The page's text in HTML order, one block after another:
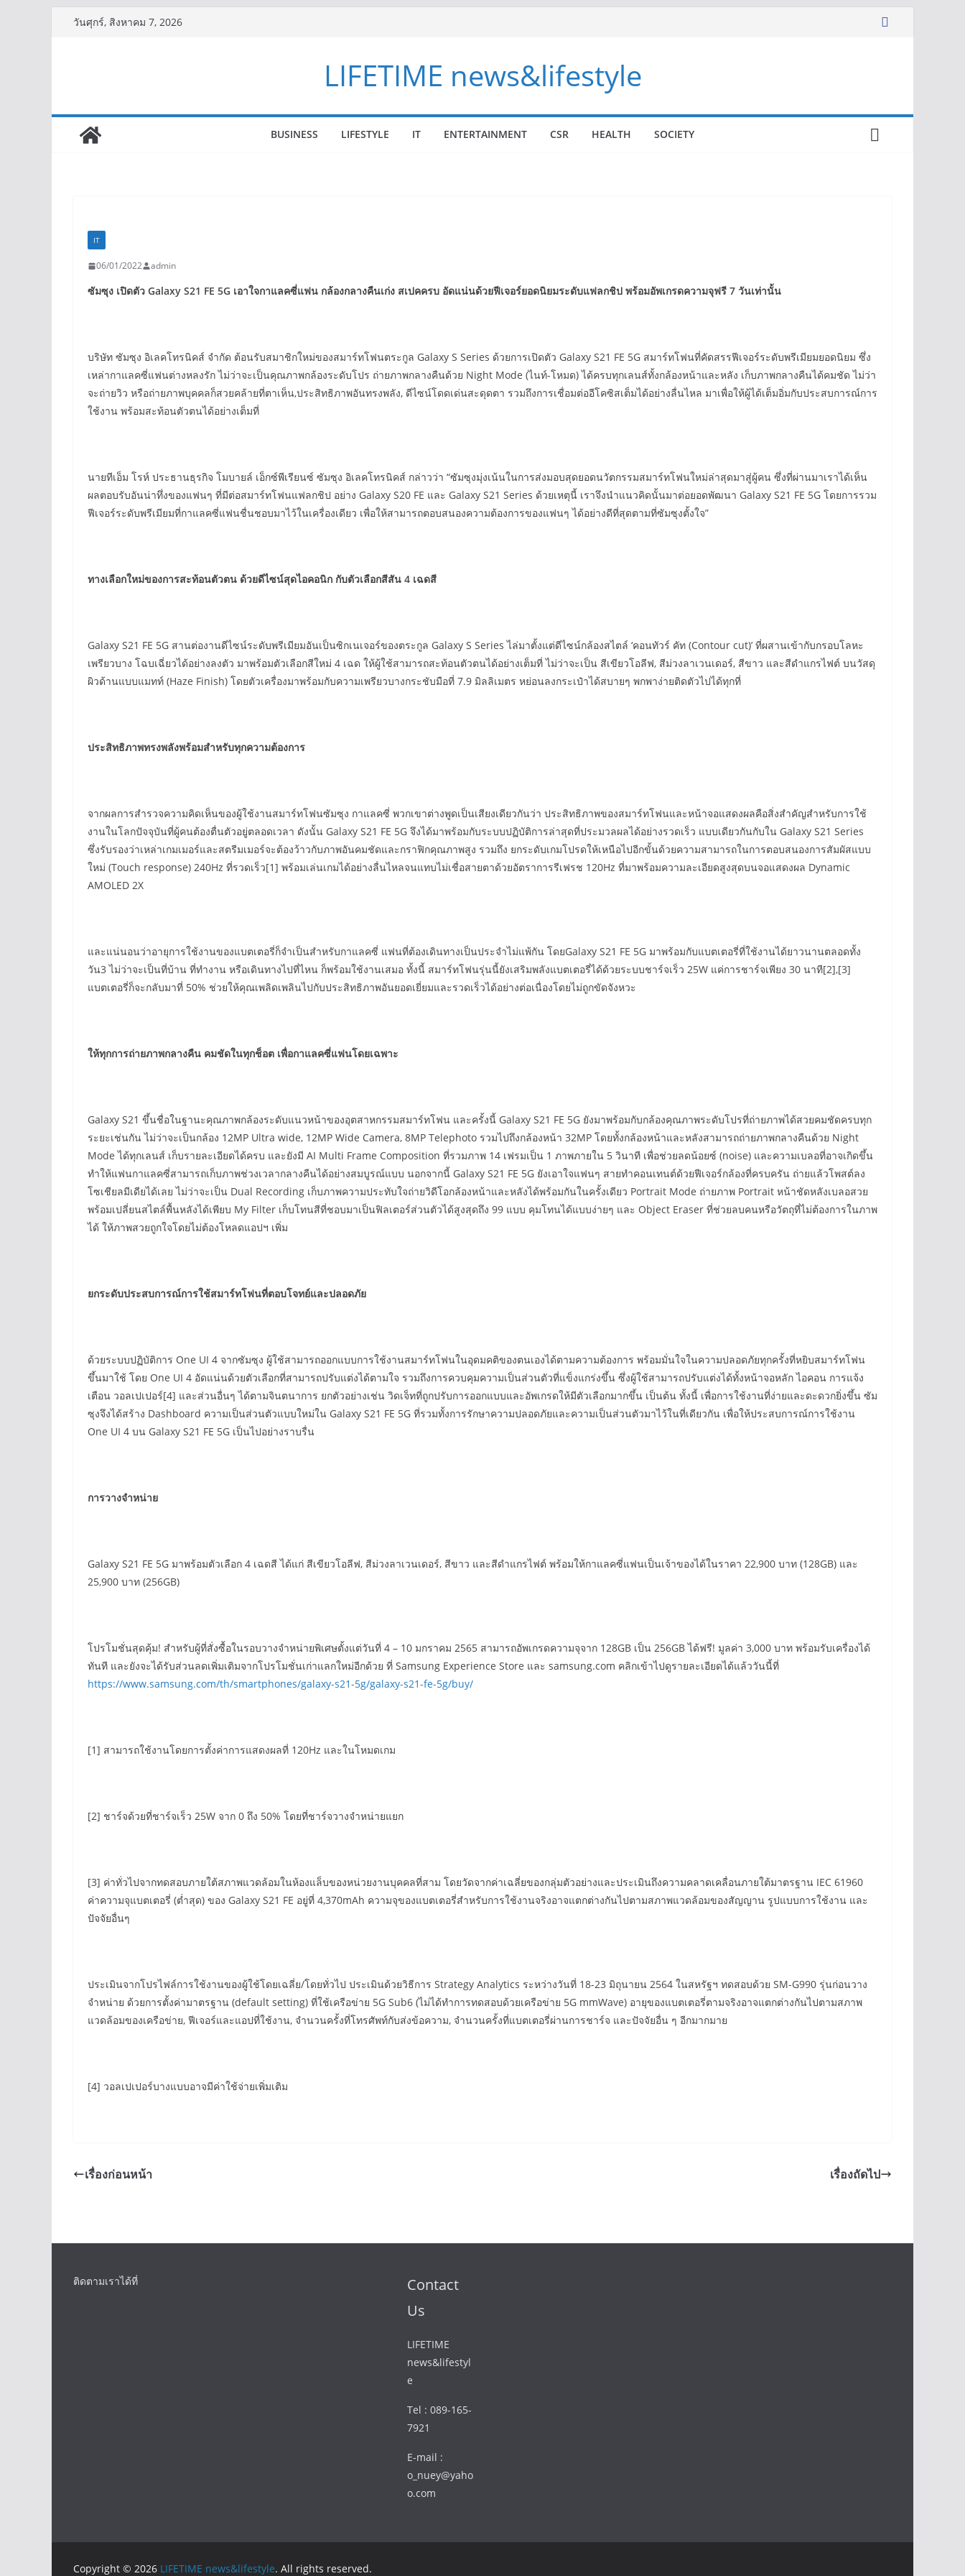
วันศุกร์, สิงหาคม 7, 2026
LIFETIME news&lifestyle
BUSINESS LIFESTYLE IT ENTERTAINMENT CSR HEALTH SOCIETY
IT
06/01/2022 admin
ซัมซุง เปิดตัว Galaxy S21 FE 5G เอาใจกาแลคซี่แฟน กล้องกลางคืนเก่ง สเปคครบ อัดแน่นด้วยฟีเจอร์ยอดนิยมระดับแฟลกชิป พร้อมอัพเกรดความจุฟรี 7 วันเท่านั้น
บริษัท ซัมซุง อิเลคโทรนิคส์ จำกัด ต้อนรับสมาชิกใหม่ของสมาร์ทโฟนตระกูล Galaxy S Series ด้วยการเปิดตัว Galaxy S21 FE 5G สมาร์ทโฟนที่คัดสรรฟีเจอร์ระดับพรีเมียมยอดนิยม ซึ่ง
เหล่ากาแลคซี่แฟนต่างหลงรัก ไม่ว่าจะเป็นคุณภาพกล้องระดับโปร ถ่ายภาพกลางคืนด้วย Night Mode (ไนท์-โหมด) ได้ครบทุกเลนส์ทั้งกล้องหน้าและหลัง เก็บภาพกลางคืนได้คมชัด ไม่ว่า
จะถ่ายวิว หรือถ่ายภาพบุคคลก็สวยคล้ายที่ตาเห็น,ประสิทธิภาพอันทรงพลัง, ดีไซน์โดดเด่นสะดุดตา รวมถึงการเชื่อมต่ออีโคซิสเต็มได้อย่างลื่นไหล มาเพื่อให้ผู้ได้เต็มอิ่มกับประสบการณ์การ
ใช้งาน พร้อมสะท้อนตัวตนได้อย่างเต็มที่
นายทีเอ็ม โรห์ ประธานธุรกิจ โมบายล์ เอ็กซ์พีเรียนซ์ ซัมซุง อิเลคโทรนิคส์ กล่าวว่า “ซัมซุงมุ่งเน้นในการส่งมอบสุดยอดนวัตกรรมสมาร์ทโฟนใหม่ล่าสุดมาสู่ผู้คน ซึ่งที่ผ่านมาเราได้เห็น
ผลตอบรับอันน่าทึ่งของแฟนๆ ที่มีต่อสมาร์ทโฟนแฟลกชิป อย่าง Galaxy S20 FE และ Galaxy S21 Series ด้วยเหตุนี้ เราจึงนำแนวคิดนั้นมาต่อยอดพัฒนา Galaxy S21 FE 5G โดยการรวม
ฟีเจอร์ระดับพรีเมียมที่กาแลคซี่แฟนชื่นชอบมาไว้ในเครื่องเดียว เพื่อให้สามารถตอบสนองความต้องการของแฟนๆ ได้อย่างดีที่สุดตามที่ซัมซุงตั้งใจ”
ทางเลือกใหม่ของการสะท้อนตัวตน ด้วยดีไซน์สุดไอคอนิก กับตัวเลือกสีสัน 4 เฉดสี
Galaxy S21 FE 5G สานต่องานดีไซน์ระดับพรีเมียมอันเป็นซิกเนเจอร์ของตระกูล Galaxy S Series ไล่มาตั้งแต่ดีไซน์กล้องสไตล์ ‘คอนทัวร์ คัท (Contour cut)’ ที่ผสานเข้ากับกรอบโลหะ
เพรียวบาง โฉบเฉี่ยวได้อย่างลงตัว มาพร้อมตัวเลือกสีใหม่ 4 เฉด ให้ผู้ใช้สามารถสะท้อนตัวตนได้อย่างเต็มที่ ไม่ว่าจะเป็น สีเขียวโอลีฟ, สีม่วงลาเวนเดอร์, สีขาว และสีดำแกรไฟต์ บนวัสดุ
ผิวด้านแบบแมทท์ (Haze Finish) โดยตัวเครื่องมาพร้อมกับความเพรียวบางกระชับมือที่ 7.9 มิลลิเมตร หย่อนลงกระเป๋าได้สบายๆ พกพาง่ายติดตัวไปได้ทุกที่
ประสิทธิภาพทรงพลังพร้อมสำหรับทุกความต้องการ
จากผลการสำรวจความคิดเห็นของผู้ใช้งานสมาร์ทโฟนซัมซุง กาแลคซี่ พวกเขาต่างพูดเป็นเสียงเดียวกันว่า ประสิทธิภาพของสมาร์ทโฟนและหน้าจอแสดงผลคือสิ่งสำคัญสำหรับการใช้
งานในโลกปัจจุบันที่ผู้คนต้องตื่นตัวอยู่ตลอดเวลา ดังนั้น Galaxy S21 FE 5G จึงได้มาพร้อมกับระบบปฏิบัติการล่าสุดที่ประมวลผลได้อย่างรวดเร็ว แบบเดียวกันกับใน Galaxy S21 Series
ซึ่งรับรองว่าเหล่าเกมเมอร์และสตรีมเมอร์จะต้องว้าวกับภาพอันคมชัดและกราฟิกคุณภาพสูง รวมถึง ยกระดับเกมโปรดให้เหนือไปอีกขั้นด้วยความสามารถในการตอบสนองการสัมผัสแบบ
ใหม่ (Touch response) 240Hz ที่รวดเร็ว[1] พร้อมเล่นเกมได้อย่างลื่นไหลจนแทบไม่เชื่อสายตาด้วยอัตราการรีเฟรช 120Hz ที่มาพร้อมความละเอียดสูงสุดบนจอแสดงผล Dynamic
AMOLED 2X
และแน่นอนว่าอายุการใช้งานของแบตเตอรี่ก็จำเป็นสำหรับกาแลคซี่ แฟนที่ต้องเดินทางเป็นประจำไม่แพ้กัน โดยGalaxy S21 FE 5G มาพร้อมกับแบตเตอรี่ที่ใช้งานได้ยาวนานตลอดทั้ง
วัน3 ไม่ว่าจะเป็นที่บ้าน ที่ทำงาน หรือเดินทางไปที่ไหน ก็พร้อมใช้งานเสมอ ทั้งนี้ สมาร์ทโฟนรุ่นนี้ยังเสริมพลังแบตเตอรี่ได้ด้วยระบบชาร์จเร็ว 25W แค่การชาร์จเพียง 30 นาที[2],[3]
แบตเตอรี่ก็จะกลับมาที่ 50% ช่วยให้คุณเพลิดเพลินไปกับประสิทธิภาพอันยอดเยี่ยมและรวดเร็วได้อย่างต่อเนื่องโดยไม่ถูกขัดจังหวะ
ให้ทุกการถ่ายภาพกลางคืน คมชัดในทุกช็อต เพื่อกาแลคซี่แฟนโดยเฉพาะ
Galaxy S21 ขึ้นชื่อในฐานะคุณภาพกล้องระดับแนวหน้าของอุตสาหกรรมสมาร์ทโฟน และครั้งนี้ Galaxy S21 FE 5G ยังมาพร้อมกับกล้องคุณภาพระดับโปรที่ถ่ายภาพได้สวยคมชัดครบทุก
ระยะเช่นกัน ไม่ว่าจะเป็นกล้อง 12MP Ultra wide, 12MP Wide Camera, 8MP Telephoto รวมไปถึงกล้องหน้า 32MP โดยทั้งกล้องหน้าและหลังสามารถถ่ายภาพกลางคืนด้วย Night
Mode ได้ทุกเลนส์ เก็บรายละเอียดได้ครบ และยังมี AI Multi Frame Composition ที่รวมภาพ 14 เฟรมเป็น 1 ภาพภายใน 5 วินาที เพื่อช่วยลดน้อยซ์ (noise) และความเบลอที่อาจเกิดขึ้น
ทำให้แฟนกาแลคซี่สามารถเก็บภาพช่วงเวลากลางคืนได้อย่างสมบูรณ์แบบ นอกจากนี้ Galaxy S21 FE 5G ยังเอาใจแฟนๆ สายทำคอนเทนต์ด้วยฟีเจอร์กล้องที่ครบครัน ถ่ายแล้วโพสต์ลง
โซเชียลมีเดียได้เลย ไม่ว่าจะเป็น Dual Recording เก็บภาพความประทับใจถ่ายวิดีโอกล้องหน้าและหลังได้พร้อมกันในครั้งเดียว Portrait Mode ถ่ายภาพ Portrait หน้าชัดหลังเบลอสวย
พร้อมเปลี่ยนสไตล์พื้นหลังได้เพียบ My Filter เก็บโทนสีที่ชอบมาเป็นฟิลเตอร์ส่วนตัวได้สูงสุดถึง 99 แบบ คุมโทนได้แบบง่ายๆ และ Object Eraser ที่ช่วยลบคนหรือวัตถุที่ไม่ต้องการในภาพ
ได้ ให้ภาพสวยถูกใจโดยไม่ต้องโหลดแอปฯ เพิ่ม
ยกระดับประสบการณ์การใช้สมาร์ทโฟนที่ตอบโจทย์และปลอดภัย
ด้วยระบบปฏิบัติการ One UI 4 จากซัมซุง ผู้ใช้สามารถออกแบบการใช้งานสมาร์ทโฟนในอุดมคติของตนเองได้ตามความต้องการ พร้อมมั่นใจในความปลอดภัยทุกครั้งที่หยิบสมาร์ทโฟน
ขึ้นมาใช้ โดย One UI 4 อัดแน่นด้วยตัวเลือกที่สามารถปรับแต่งได้ตามใจ รวมถึงการควบคุมความเป็นส่วนตัวที่แข็งแกร่งขึ้น ซึ่งผู้ใช้สามารถปรับแต่งได้ทั้งหน้าจอหลัก ไอคอน การแจ้ง
เตือน วอลเปเปอร์[4] และส่วนอื่นๆ ได้ตามจินตนาการ ยกตัวอย่างเช่น วิดเจ็ทที่ถูกปรับการออกแบบและอัพเกรดให้มีตัวเลือกมากขึ้น เป็นต้น ทั้งนี้ เพื่อการใช้งานที่ง่ายและดะดวกยิ่งขึ้น ซัม
ซุงจึงได้สร้าง Dashboard ความเป็นส่วนตัวแบบใหม่ใน Galaxy S21 FE 5G ที่รวมทั้งการรักษาความปลอดภัยและความเป็นส่วนตัวมาไว้ในที่เดียวกัน เพื่อให้ประสบการณ์การใช้งาน
One UI 4 บน Galaxy S21 FE 5G เป็นไปอย่างราบรื่น
การวางจำหน่าย
Galaxy S21 FE 5G มาพร้อมตัวเลือก 4 เฉดสี ได้แก่ สีเขียวโอลีฟ, สีม่วงลาเวนเดอร์, สีขาว และสีดำแกรไฟต์ พร้อมให้กาแลคซี่แฟนเป็นเจ้าของได้ในราคา 22,900 บาท (128GB) และ
25,900 บาท (256GB)
โปรโมชั่นสุดคุ้ม! สำหรับผู้ที่สั่งซื้อในรอบวางจำหน่ายพิเศษตั้งแต่วันที่ 4 – 10 มกราคม 2565 สามารถอัพเกรดความจุจาก 128GB เป็น 256GB ได้ฟรี! มูลค่า 3,000 บาท พร้อมรับเครื่องได้
ทันที และยังจะได้รับส่วนลดเพิ่มเติมจากโปรโมชั่นเก่าแลกใหม่อีกด้วย ที่ Samsung Experience Store และ samsung.com คลิกเข้าไปดูรายละเอียดได้แล้ววันนี้ที่
https://www.samsung.com/th/smartphones/galaxy-s21-5g/galaxy-s21-fe-5g/buy/
[1] สามารถใช้งานโดยการตั้งค่าการแสดงผลที่ 120Hz และในโหมดเกม
[2] ชาร์จด้วยที่ชาร์จเร็ว 25W จาก 0 ถึง 50% โดยที่ชาร์จวางจำหน่ายแยก
[3] ค่าทั่วไปจากทดสอบภายใต้สภาพแวดล้อมในห้องแล็บของหน่วยงานบุคคลที่สาม โดยวัดจากค่าเฉลี่ยของกลุ่มตัวอย่างและประเมินถึงความคลาดเคลื่อนภายใต้มาตรฐาน IEC 61960
ค่าความจุแบตเตอรี่ (ต่ำสุด) ของ Galaxy S21 FE อยู่ที่ 4,370mAh ความจุของแบตเตอรี่สำหรับการใช้งานจริงอาจแตกต่างกันไปตามสภาพแวดล้อมของสัญญาน รูปแบบการใช้งาน และ
ปัจจัยอื่นๆ
ประเมินจากโปรไฟล์การใช้งานของผู้ใช้โดยเฉลี่ย/โดยทั่วไป ประเมินด้วยวิธีการ Strategy Analytics ระหว่างวันที่ 18-23 มิถุนายน 2564 ในสหรัฐฯ ทดสอบด้วย SM-G990 รุ่นก่อนวาง
จำหน่าย ด้วยการตั้งค่ามาตรฐาน (default setting) ที่ใช้เครือข่าย 5G Sub6 (ไม่ได้ทำการทดสอบด้วยเครือข่าย 5G mmWave) อายุของแบตเตอรี่ตามจริงอาจแตกต่างกันไปตามสภาพ
แวดล้อมของเครือข่าย, ฟีเจอร์และแอปที่ใช้งาน, จำนวนครั้งที่โทรศัพท์กับส่งข้อความ, จำนวนครั้งที่แบตเตอรี่ผ่านการชาร์จ และปัจจัยอื่น ๆ อีกมากมาย
[4] วอลเปเปอร์บางแบบอาจมีค่าใช้จ่ายเพิ่มเติม
เรื่องก่อนหน้า เรื่องถัดไป
ติดตามเราได้ที่
Contact
Us
LIFETIME
news&lifestyl
e
Tel : 089-165-
7921
E-mail :
o_nuey@yaho
o.com
Copyright © 2026 LIFETIME news&lifestyle. All rights reserved.